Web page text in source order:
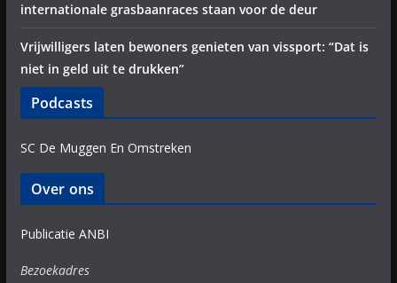
internationale grasbaanraces staan voor de deur
Vrijwilligers laten bewoners genieten van vissport: “Dat is
niet in geld uit te drukken”
Podcasts
SC De Muggen En Omstreken
Over ons
Publicatie ANBI
Bezoekadres